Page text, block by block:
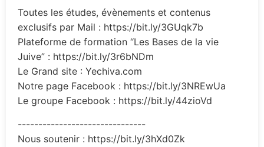
Toutes les études, évènements et contenus
exclusifs par Mail : https://bit.ly/3GUqk7b
Plateforme de formation “Les Bases de la vie
Juive” : https://bit.ly/3r6bNDm
Le Grand site : Yechiva.com
Notre page Facebook : https://bit.ly/3NREwUa
Le groupe Facebook : https://bit.ly/44zioVd
-------------------------------
Nous soutenir : https://bit.ly/3hXd0Zk